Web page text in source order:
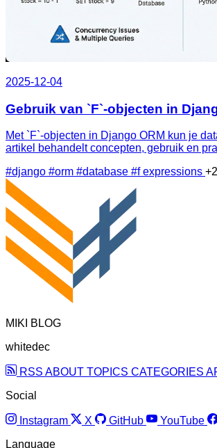
2025-12-04
Gebruik van `F`-objecten in
Met `F`-objecten in Django ORM kun je
artikel behandelt concepten, gebruik en
#django #orm #database #f expressions +2
MIKI BLOG
whitedec
RSS ABOUT TOPICS CATEGORIES
Social
Instagram X GitHub YouTube
Language